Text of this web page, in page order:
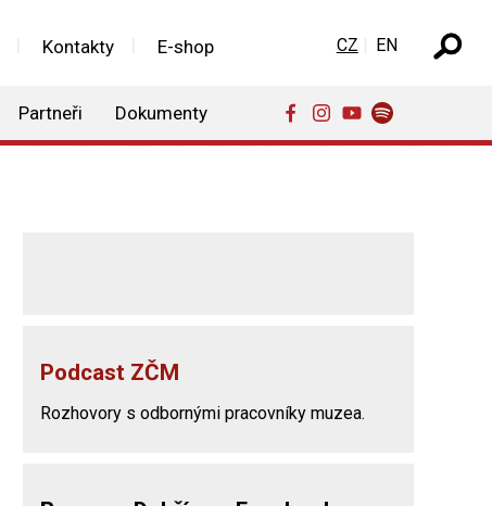
Kontakty E-shop
Partneři Dokumenty
Zvolte jazyk
CZ EN
Podcast ZČM
Rozhovory s odbornými pracovníky muzea.